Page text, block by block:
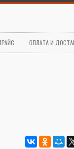
ОПЛАТА И